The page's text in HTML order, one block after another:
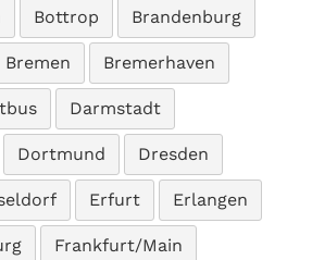
Bottrop Brandenburg
Bremen Bremerhaven
Darmstadt
Dortmund Dresden
Erfurt Erlangen
Frankfurt/Main